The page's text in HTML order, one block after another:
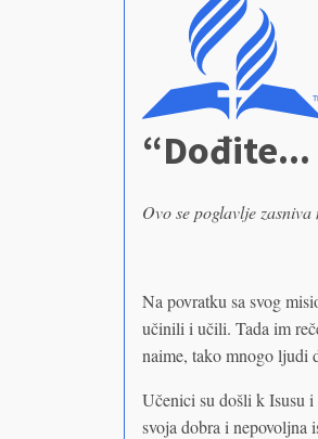
Ovo se poglavlje
Na povratku sa svog
učinili i učili. Tada im
naime, tako mnogo ljudi
Učenici su došli k Isusu
svoja dobra i nepovoljna